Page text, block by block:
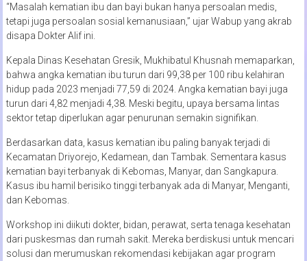
“Masalah kematian ibu dan bayi bukan hanya persoalan medis,
tetapi juga persoalan sosial kemanusiaan,” ujar Wabup yang akrab
disapa Dokter Alif ini.
Kepala Dinas Kesehatan Gresik, Mukhibatul Khusnah memaparkan,
bahwa angka kematian ibu turun dari 99,38 per 100 ribu kelahiran
hidup pada 2023 menjadi 77,59 di 2024. Angka kematian bayi juga
turun dari 4,82 menjadi 4,38. Meski begitu, upaya bersama lintas
sektor tetap diperlukan agar penurunan semakin signifikan.
Berdasarkan data, kasus kematian ibu paling banyak terjadi di
Kecamatan Driyorejo, Kedamean, dan Tambak. Sementara kasus
kematian bayi terbanyak di Kebomas, Manyar, dan Sangkapura.
Kasus ibu hamil berisiko tinggi terbanyak ada di Manyar, Menganti,
dan Kebomas.
Workshop ini diikuti dokter, bidan, perawat, serta tenaga kesehatan
dari puskesmas dan rumah sakit. Mereka berdiskusi untuk mencari
solusi dan merumuskan rekomendasi kebijakan agar program